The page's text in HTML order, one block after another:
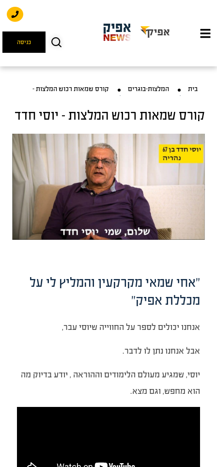
כניסה
בית המלצות-בוגרים קורס שמאות רכוש המלצות –
קורס שמאות רכוש המלצות – יוסי חדד
"אחי שמאי מקרקעין והמליץ לי על
מכללת אפיק"
אנחנו יכולים לספר על החווייה שיוסי עבר,
אבל אנחנו נתן לו לדבר.
יוסי, שמגיע מעולם הלימודים וההוראה , יודע בדיוק מה
הוא מחפש, וגם מצא.